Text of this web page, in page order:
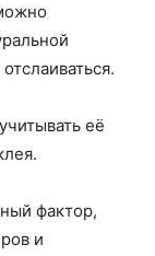
её
фактор,
и